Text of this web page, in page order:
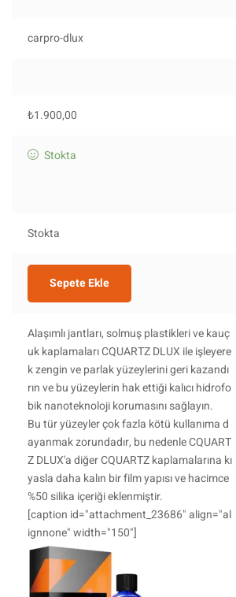
carpro-dlux
₺1.900,00
Stokta
Stokta
Sepete Ekle
Alaşımlı jantları, solmuş plastikleri ve kauç
uk kaplamaları CQUARTZ DLUX ile işleyere
k zengin ve parlak yüzeylerini geri kazandı
rın ve bu yüzeylerin hak ettiği kalıcı hidrofo
bik nanoteknoloji korumasını sağlayın.
Bu tür yüzeyler çok fazla kötü kullanıma d
ayanmak zorundadır, bu nedenle CQUART
Z DLUX'a diğer CQUARTZ kaplamalarına kı
yasla daha kalın bir film yapısı ve hacimce
%50 silika içeriği eklenmiştir.
[caption id="attachment_23686" align="al
ignnone" width="150"]